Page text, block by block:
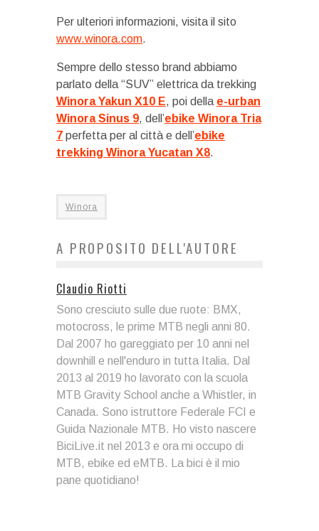
Per ulteriori informazioni, visita il sito
www.winora.com.
Sempre dello stesso brand abbiamo
parlato della “SUV” elettrica da trekking
Winora Yakun X10 E, poi della e-urban
Winora Sinus 9, dell’ebike Winora Tria
7 perfetta per al città e dell’ebike
trekking Winora Yucatan X8.
Winora
A PROPOSITO DELL'AUTORE
Claudio Riotti
Sono cresciuto sulle due ruote: BMX,
motocross, le prime MTB negli anni 80.
Dal 2007 ho gareggiato per 10 anni nel
downhill e nell'enduro in tutta Italia. Dal
2013 al 2019 ho lavorato con la scuola
MTB Gravity School anche a Whistler, in
Canada. Sono istruttore Federale FCI e
Guida Nazionale MTB. Ho visto nascere
BiciLive.it nel 2013 e ora mi occupo di
MTB, ebike ed eMTB. La bici è il mio
pane quotidiano!